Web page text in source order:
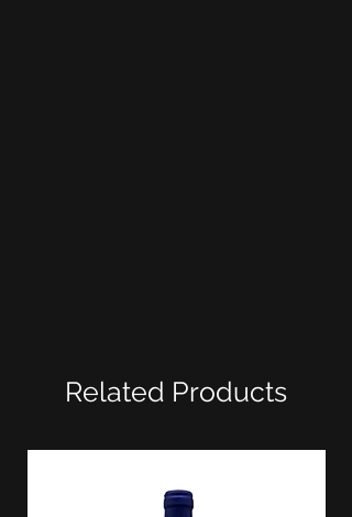
Related Products